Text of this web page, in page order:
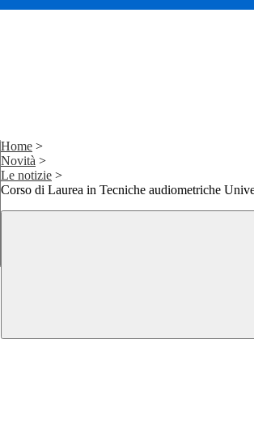
Home >
Novità >
Le notizie >
Corso di Laurea in Tecniche audiometriche